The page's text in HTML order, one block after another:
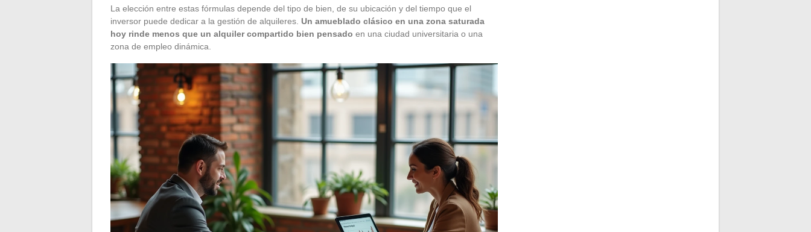
La elección entre estas fórmulas depende del tipo de bien, de su ubicación y del tiempo que el
inversor puede dedicar a la gestión de alquileres. Un amueblado clásico en una zona saturada
hoy rinde menos que un alquiler compartido bien pensado en una ciudad universitaria o una
zona de empleo dinámica.